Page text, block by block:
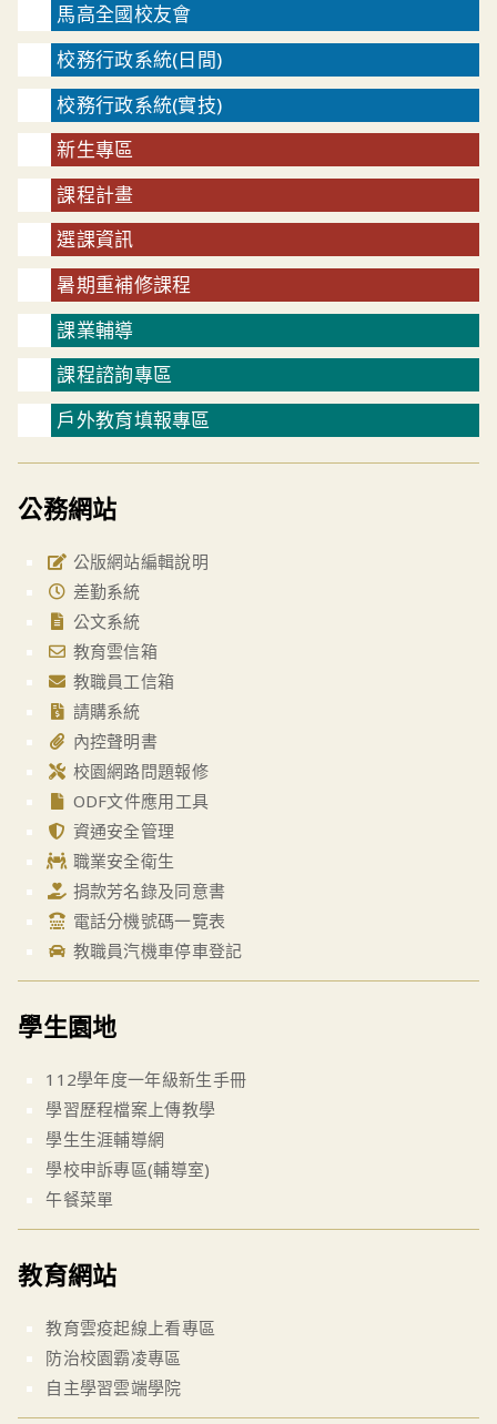
馬高全國校友會
校務行政系統(日間)
校務行政系統(實技)
新生專區
課程計畫
選課資訊
暑期重補修課程
課業輔導
課程諮詢專區
戶外教育填報專區
公務網站
公版網站編輯說明
差勤系統
公文系統
教育雲信箱
教職員工信箱
請購系統
內控聲明書
校園網路問題報修
ODF文件應用工具
資通安全管理
職業安全衛生
捐款芳名錄及同意書
電話分機號碼一覽表
教職員汽機車停車登記
學生園地
112學年度一年級新生手冊
學習歷程檔案上傳教學
學生生涯輔導網
學校申訴專區(輔導室)
午餐菜單
教育網站
教育雲疫起線上看專區
防治校園霸凌專區
自主學習雲端學院